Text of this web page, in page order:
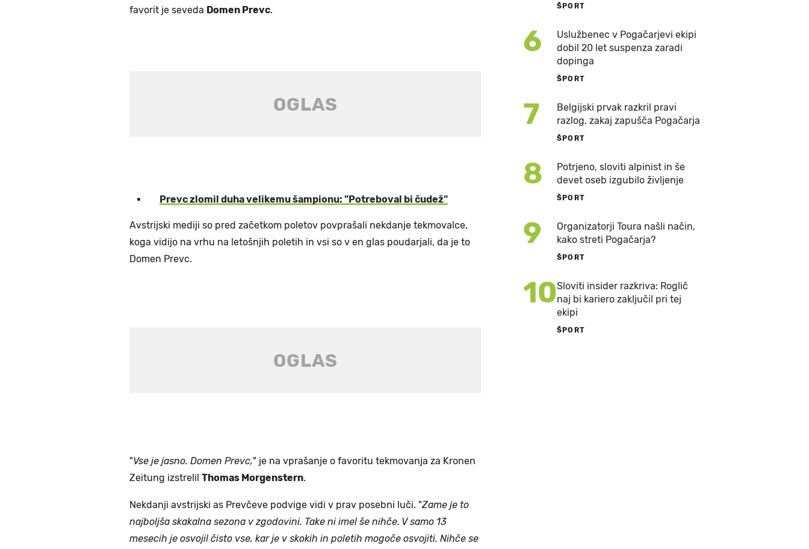
favorit je seveda Domen Prevc.
Prevc zlomil duha velikemu šampionu: "Potreboval bi čudež"
Avstrijski mediji so pred začetkom poletov povprašali nekdanje tekmovalce,
koga vidijo na vrhu na letošnjih poletih in vsi so v en glas poudarjali, da je to
Domen Prevc.
"Vse je jasno. Domen Prevc," je na vprašanje o favoritu tekmovanja za Kronen
Zeitung izstrelil Thomas Morgenstern.
Nekdanji avstrijski as Prevčeve podvige vidi v prav posebni luči. "Zame je to
najboljša skakalna sezona v zgodovini. Take ni imel še nihče. V samo 13
mesecih je osvojil čisto vse, kar je v skokih in poletih mogoče osvojiti. Nihče se
ŠPORT
6
Uslužbenec v Pogačarjevi ekipi
dobil 20 let suspenza zaradi
dopinga
ŠPORT
7
Belgijski prvak razkril pravi
razlog, zakaj zapušča Pogačarja
ŠPORT
8
Potrjeno, sloviti alpinist in še
devet oseb izgubilo življenje
ŠPORT
9
Organizatorji Toura našli način,
kako streti Pogačarja?
ŠPORT
10Sloviti insider razkriva: Roglič
naj bi kariero zaključil pri tej
ekipi
ŠPORT